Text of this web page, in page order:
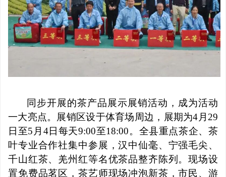
同步开展的茶产品展示展销活动，成为活动
一大亮点。展销区设于体育场周边，展期为4月29
日至5月4日每天9:00至18:00。全县重点茶企、茶
叶专业合作社集中参展，汉中仙毫、宁强毛尖、
千山红茶、羌州红等名优茶品整齐陈列。现场设
置免费品茗区，茶艺师现场冲泡新茶，市民、游